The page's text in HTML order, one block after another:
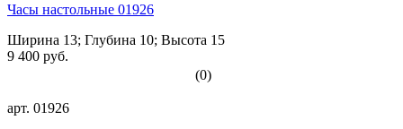
Часы настольные 01926
Ширина 13; Глубина 10; Высота 15
9 400 руб.
(0)
арт. 01926